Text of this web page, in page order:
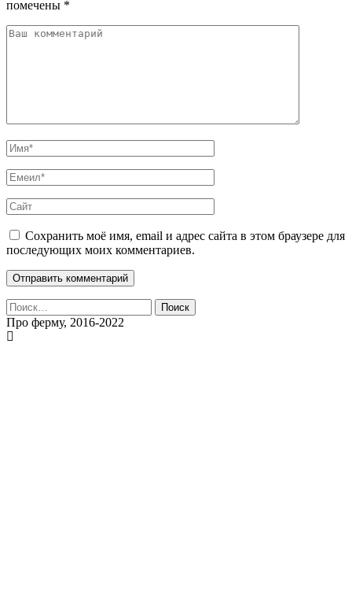
помечены *
Сохранить моё имя, email и адрес сайта в этом браузере для
последующих моих комментариев.
Найти:
Про ферму, 2016-2022